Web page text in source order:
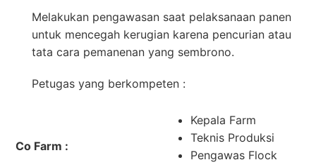
Melakukan pengawasan saat pelaksanaan panen
untuk mencegah kerugian karena pencurian atau
tata cara pemanenan yang sembrono.
Petugas yang berkompeten :
Co Farm :
Kepala Farm
Teknis Produksi
Pengawas Flock